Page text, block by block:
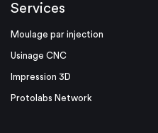
Services
Moulage par injection
Usinage CNC
Impression 3D
Protolabs Network